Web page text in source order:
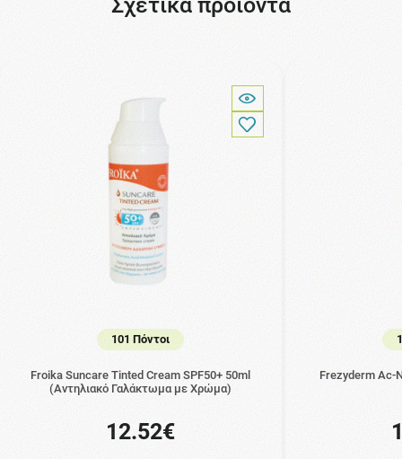
101 Πόντοι
Froika Suncare Tinted Cream SPF50+ 50ml
(Αντηλιακό Γαλάκτωμα με Χρώμα)
12.52€
Frezyderm Ac-